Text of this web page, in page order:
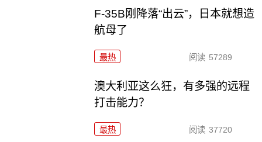
F-35B刚降落“出云”，日本就想造
航母了
最热 阅读 57289
澳大利亚这么狂，有多强的远程
打击能力？
最热 阅读 37720